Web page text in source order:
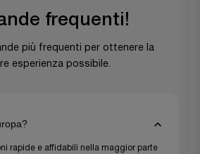
frequenti!
più frequenti per ottenere la
esperienza possibile.
rapide e affidabili nella maggior parte